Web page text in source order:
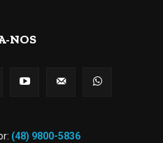
NOS
(48) 9800-5836